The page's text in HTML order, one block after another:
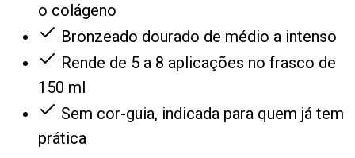
o colágeno
Bronzeado dourado de médio a intenso
Rende de 5 a 8 aplicações no frasco de
150 ml
Sem cor-guia, indicada para quem já tem
prática